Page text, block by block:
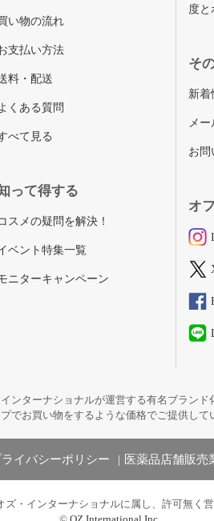
い物の流れ
支払い方法
料・配送
くある質問
べて見る
って得する
スメの疑問を解決！
ベント特集一覧
ニターキャンペーン
度と
そ
新着
メ
お問
オ
ンターナショナルが運営する有名ブランド
でお買い物をするような価格でご提供し
ライバシーポリシー 医薬品店舗販売
・インターナショナルに属し、許可無く